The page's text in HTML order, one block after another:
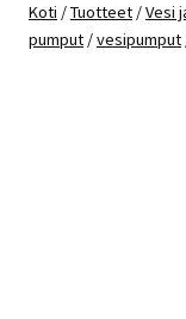
Koti /Tuotteet /Vesi
pumput /vesipumput